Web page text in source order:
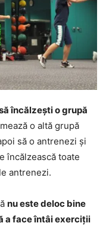
încălzești o grupă
o altă grupă
să o antrenezi și
încălzească toate
antrenezi.
nu este deloc bine
a face întâi exerciții